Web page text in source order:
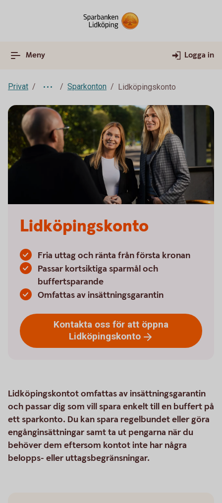
Meny Logga in
Privat Sparkonton Lidköpingskonto
Lidköpingskonto
Fria uttag och ränta från första kronan
Passar kortsiktiga sparmål och
buffertsparande
Omfattas av insättningsgarantin
Kontakta oss för att öppna
Lidköpingskonto
Lidköpingskontot omfattas av insättningsgarantin
och passar dig som vill spara enkelt till en buffert på
ett sparkonto. Du kan spara regelbundet eller göra
engånginsättningar samt ta ut pengarna när du
behöver dem eftersom kontot inte har några
belopps- eller uttagsbegränsningar.